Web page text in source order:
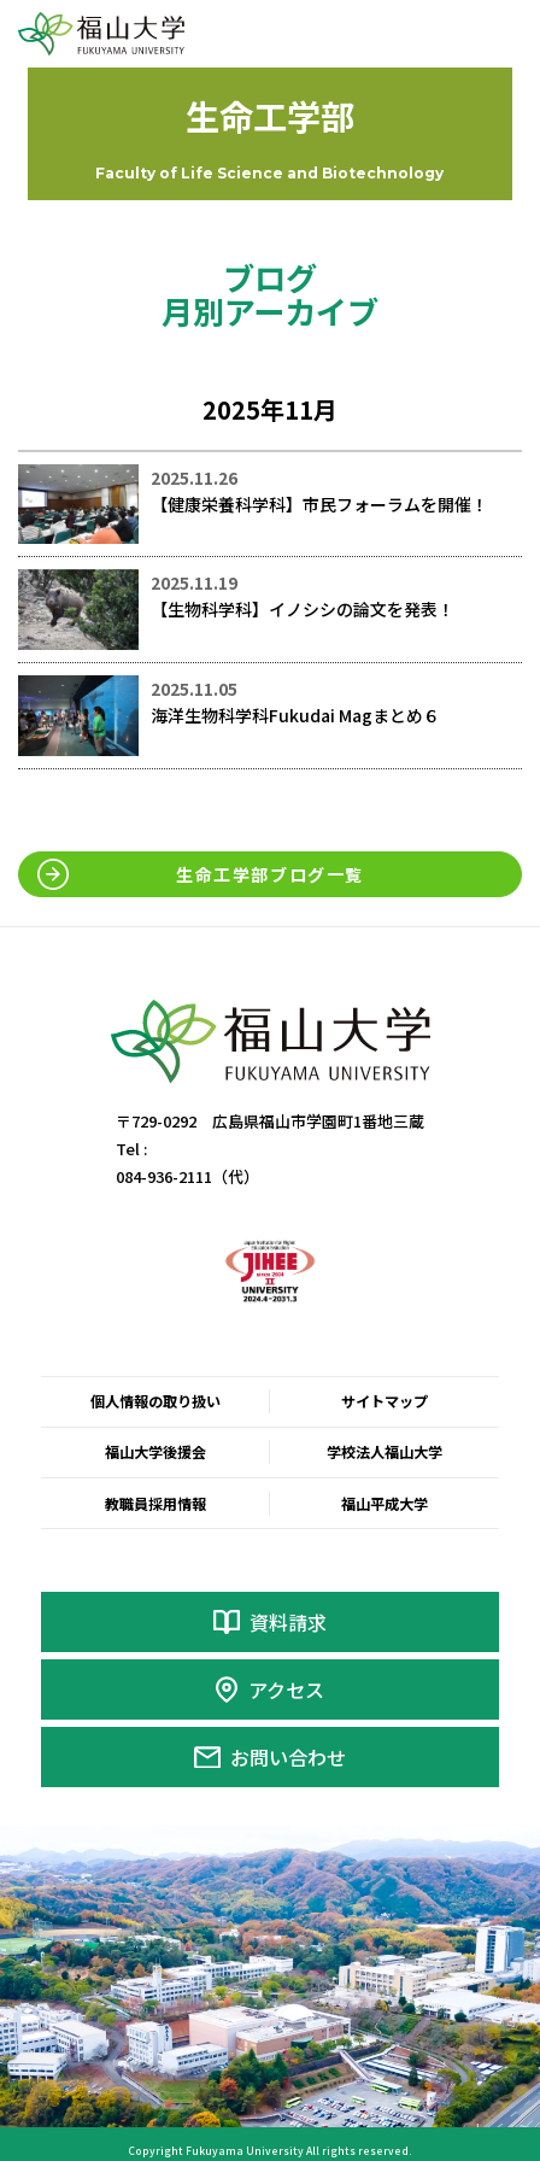
生命工学部
Faculty of Life Science and Biotechnology
ブログ
月別アーカイブ
2025年11月
2025.11.26
【健康栄養科学科】市民フォーラムを開催！
2025.11.19
【生物科学科】イノシシの論文を発表！
2025.11.05
海洋生物科学科Fukudai Magまとめ６
生命工学部ブログ一覧
〒729-0292 広島県福山市学園町1番地三蔵
Tel :
084-936-2111（代）
個人情報の取り扱い サイトマップ
福山大学後援会 学校法人福山大学
教職員採用情報 福山平成大学
資料請求
アクセス
お問い合わせ
Copyright Fukuyama University All rights reserved.